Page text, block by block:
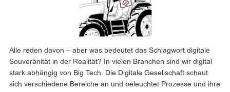
Alle reden davon – aber was bedeutet das Schlagwort digitale
Souveränität in der Realität? In vielen Branchen sind wir digital
stark abhängig von Big Tech. Die Digitale Gesellschaft schaut
sich verschiedene Bereiche an und beleuchtet Prozesse und ihre